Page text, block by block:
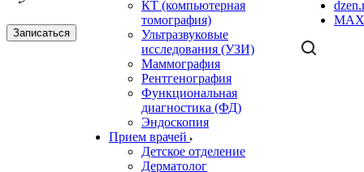
Записаться
КТ (компьютерная
томография)
Ультразвуковые
исследования (УЗИ)
Маммография
Рентгенография
Функциональная
диагностика (ФД)
Эндоскопия
Прием врачей
Детское отделение
Дерматолог